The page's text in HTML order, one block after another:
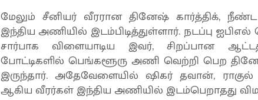
மேலும் சீனியர் வீரரான தினேஷ் கார்த்திக்,
இந்திய அணியில் இடம்பிடித்துள்ளார். நடப்பு
சார்பாக விளையாடிய இவர், சிறப்பான
போட்டிகளில் பெங்களூரு அணி வெற்றி பெற
இருந்தார். அதேவேளையில் ஷிகர் தவான், ராகுல்
ஆகிய வீரர்கள் இந்திய அணியில் இடம்பெறாதது